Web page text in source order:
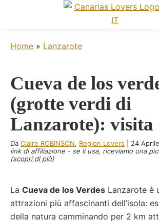
content
sidebar
Lovers
risvegliare
sensi
nelle
Isole
Canarie
Home » Lanzarote
Cueva de los
(grotte verdi di
Lanzarote): visita
Da Claire ROBINSON, Region Lovers 24
link di affiliazione - se li usa, riceviamo una
(scopri di più)
La Cueva de los Verdes Lanzarote è
attrazioni più affascinanti dell’isola:
della natura camminando per 2 km